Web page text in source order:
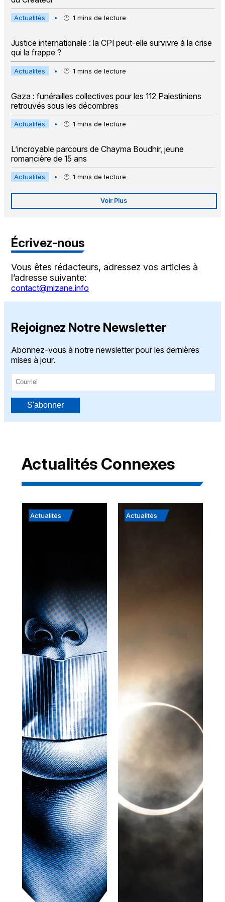
Actualités • 1 mins de lecture
Justice internationale : la CPI peut-elle survivre à la crise
qui la frappe ?
Actualités • 1 mins de lecture
Gaza : funérailles collectives pour les 112 Palestiniens
retrouvés sous les décombres
Actualités • 1 mins de lecture
L’incroyable parcours de Chayma Boudhir, jeune
romancière de 15 ans
Actualités • 1 mins de lecture
Voir Plus
Écrivez-nous
Vous êtes rédacteurs, adressez vos articles à
l’adresse suivante:
contact@mizane.info
Rejoignez Notre Newsletter
Abonnez-vous à notre newsletter pour les dernières
mises à jour.
S'abonner
Actualités Connexes
Actualités Actualités